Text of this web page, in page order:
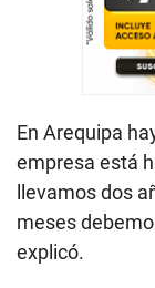
En Arequipa
empresa está
llevamos dos
meses
explicó.